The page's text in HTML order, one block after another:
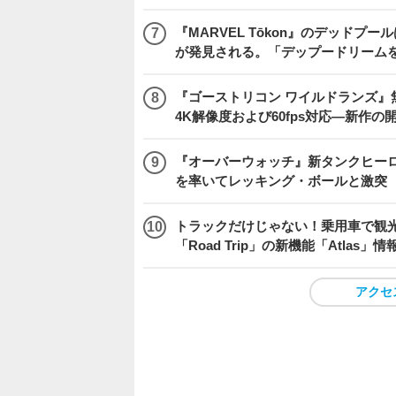
『MARVEL Tōkon』のデッドプー
が発見される。「デップードリーム
『ゴーストリコン ワイルドランズ
4K解像度および60fps対応―新作の
『オーバーウォッチ』新タンクヒ
を率いてレッキング・ボールと激突
トラックだけじゃない！乗用車で
「Road Trip」の新機能「Atlas」情
アク